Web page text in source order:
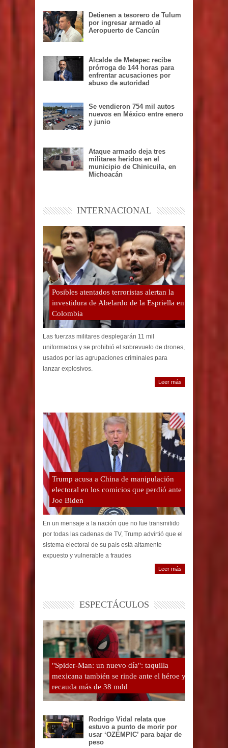
Detienen a tesorero de Tulum
por ingresar armado al
Aeropuerto de Cancún
Alcalde de Metepec recibe
prórroga de 144 horas para
enfrentar acusaciones por
abuso de autoridad
Se vendieron 754 mil autos
nuevos en México entre enero
y junio
Ataque armado deja tres
militares heridos en el
municipio de Chinicuila, en
Michoacán
INTERNACIONAL
Posibles atentados terroristas alertan la
investidura de Abelardo de la Espriella en
Colombia
Las fuerzas militares desplegarán 11 mil
uniformados y se prohibió el sobrevuelo de drones,
usados por las agrupaciones criminales para
lanzar explosivos.
Leer más
Trump acusa a China de manipulación
electoral en los comicios que perdió ante
Joe Biden
En un mensaje a la nación que no fue transmitido
por todas las cadenas de TV, Trump advirtió que el
sistema electoral de su país está altamente
expuesto y vulnerable a fraudes
Leer más
ESPECTÁCULOS
"Spider-Man: un nuevo día": taquilla
mexicana también se rinde ante el héroe y
recauda más de 38 mdd
Rodrigo Vidal relata que
estuvo a punto de morir por
usar ‘OZEMPIC’ para bajar de
peso